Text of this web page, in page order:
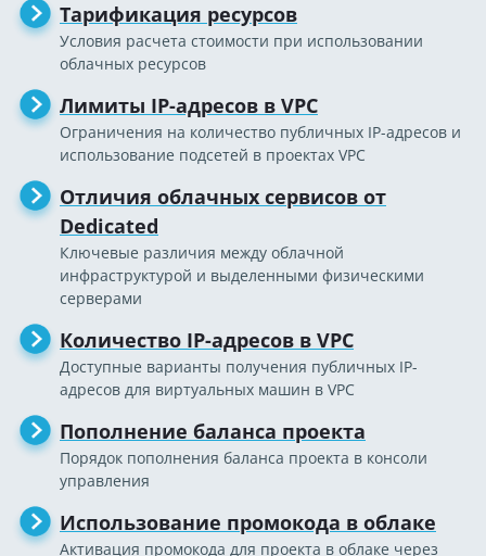
Тарификация ресурсов
Условия расчета стоимости при использовании
облачных ресурсов
Лимиты IP-адресов в VPC
Ограничения на количество публичных IP-адресов и
использование подсетей в проектах VPC
Отличия облачных сервисов от
Dedicated
Ключевые различия между облачной
инфраструктурой и выделенными физическими
серверами
Количество IP-адресов в VPC
Доступные варианты получения публичных IP-
адресов для виртуальных машин в VPC
Пополнение баланса проекта
Порядок пополнения баланса проекта в консоли
управления
Использование промокода в облаке
Активация промокода для проекта в облаке через